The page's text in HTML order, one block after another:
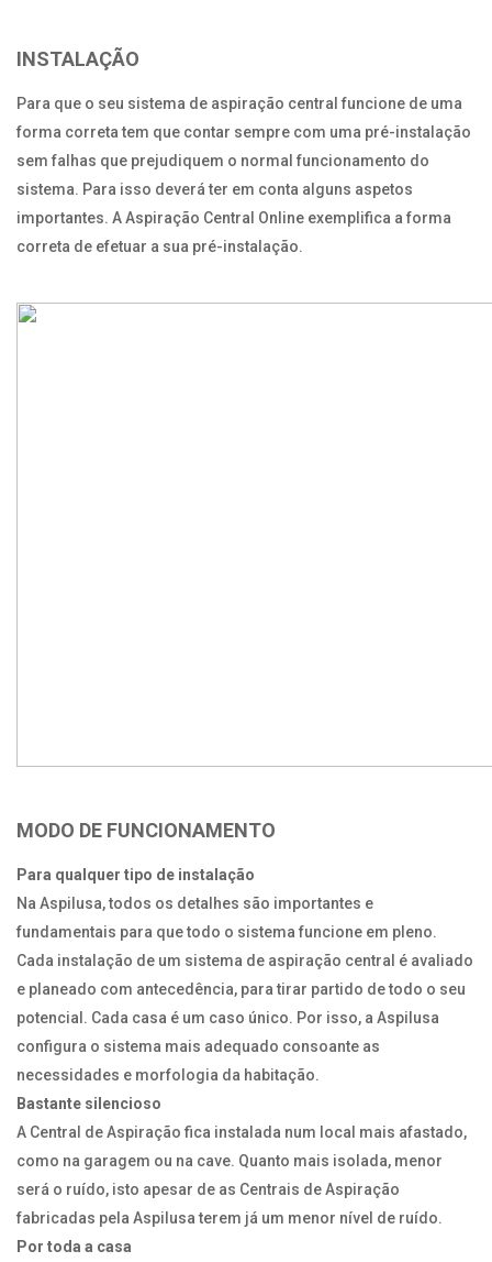
INSTALAÇÃO
Para que o seu sistema de aspiração central funcione de uma
forma correta tem que contar sempre com uma pré-instalação
sem falhas que prejudiquem o normal funcionamento do
sistema. Para isso deverá ter em conta alguns aspetos
importantes. A Aspiração Central Online exemplifica a forma
correta de efetuar a sua pré-instalação.
MODO DE FUNCIONAMENTO
Para qualquer tipo de instalação
Na Aspilusa, todos os detalhes são importantes e
fundamentais para que todo o sistema funcione em pleno.
Cada instalação de um sistema de aspiração central é avaliado
e planeado com antecedência, para tirar partido de todo o seu
potencial. Cada casa é um caso único. Por isso, a Aspilusa
configura o sistema mais adequado consoante as
necessidades e morfologia da habitação.
Bastante silencioso
A Central de Aspiração fica instalada num local mais afastado,
como na garagem ou na cave. Quanto mais isolada, menor
será o ruído, isto apesar de as Centrais de Aspiração
fabricadas pela Aspilusa terem já um menor nível de ruído.
Por toda a casa